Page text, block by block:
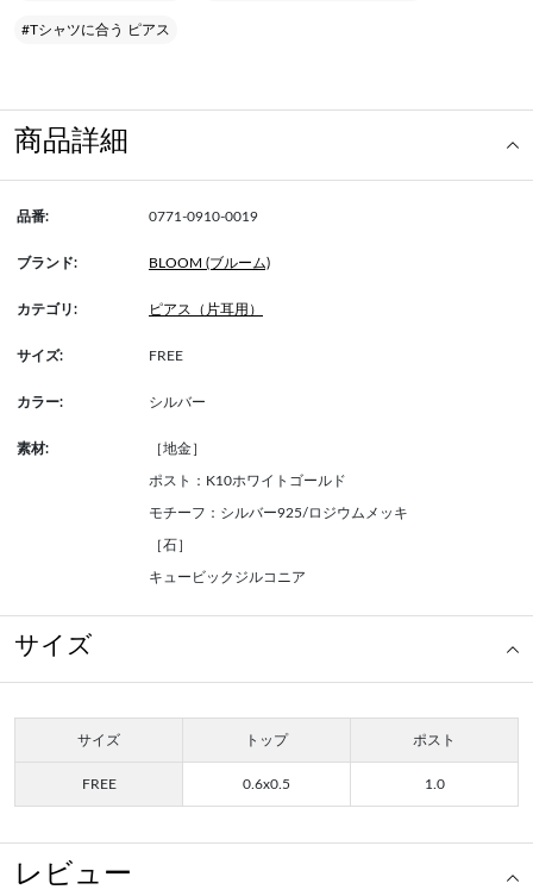
#Tシャツに合う ピアス
商品詳細
品番: 0771-0910-0019
ブランド: BLOOM (ブルーム)
カテゴリ: ピアス（片耳用）
サイズ: FREE
カラー: シルバー
素材: ［地金］
ポスト：K10ホワイトゴールド
モチーフ：シルバー925/ロジウムメッキ
［石］
キュービックジルコニア
サイズ
サイズ トップ ポスト
FREE 0.6x0.5 1.0
レビュー